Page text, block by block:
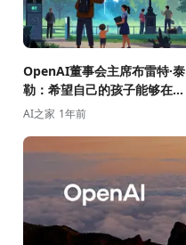
OpenAI董事会主席布雷特·泰
勒：希望自己的孩子能够在无
需屏幕的情况下体验科技的便
AI之家 1年前